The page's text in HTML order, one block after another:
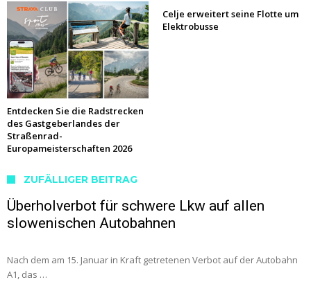
Entdecken Sie die Radstrecken
des Gastgeberlandes der
Straßenrad-
Europameisterschaften 2026
Celje erweitert seine Flotte um
Elektrobusse
ZUFÄLLIGER BEITRAG
Überholverbot für schwere Lkw auf allen
slowenischen Autobahnen
Nach dem am 15. Januar in Kraft getretenen Verbot auf der Autobahn
A1, das …